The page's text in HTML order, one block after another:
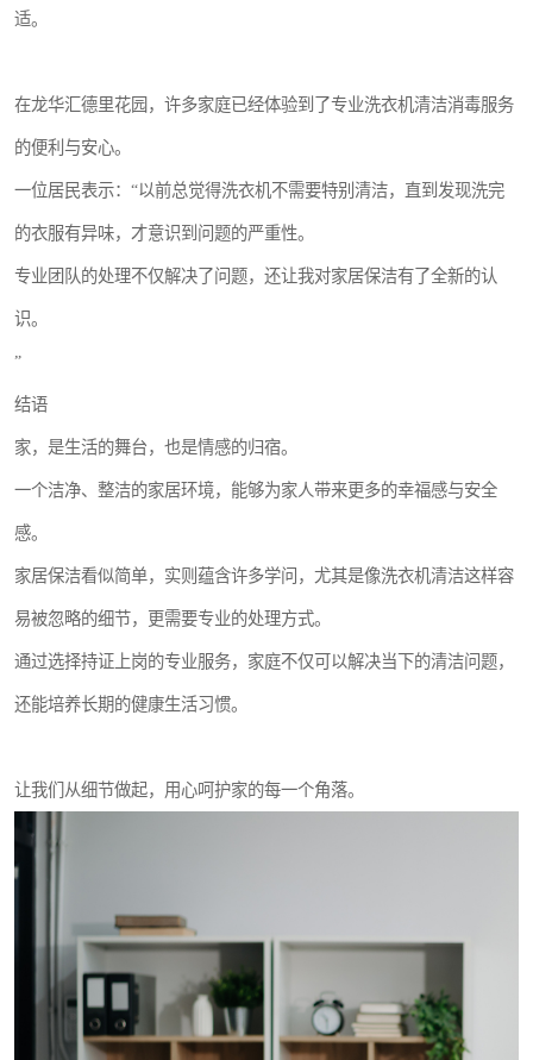
适。
在龙华汇德里花园，许多家庭已经体验到了专业洗衣机清洁消毒服务
的便利与安心。
一位居民表示：“以前总觉得洗衣机不需要特别清洁，直到发现洗完
的衣服有异味，才意识到问题的严重性。
专业团队的处理不仅解决了问题，还让我对家居保洁有了全新的认
识。
”
结语
家，是生活的舞台，也是情感的归宿。
一个洁净、整洁的家居环境，能够为家人带来更多的幸福感与安全
感。
家居保洁看似简单，实则蕴含许多学问，尤其是像洗衣机清洁这样容
易被忽略的细节，更需要专业的处理方式。
通过选择持证上岗的专业服务，家庭不仅可以解决当下的清洁问题，
还能培养长期的健康生活习惯。
让我们从细节做起，用心呵护家的每一个角落。